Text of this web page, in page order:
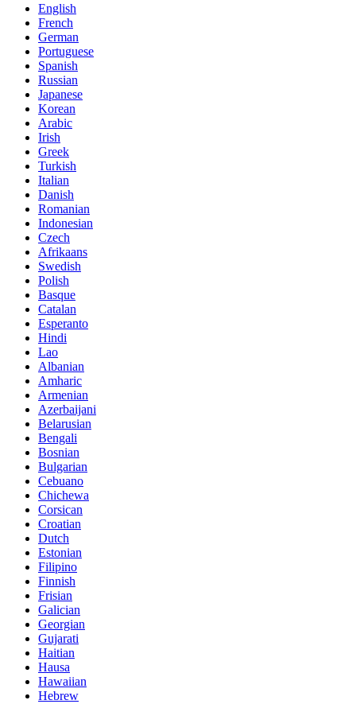
English
French
German
Portuguese
Spanish
Russian
Japanese
Korean
Arabic
Irish
Greek
Turkish
Italian
Danish
Romanian
Indonesian
Czech
Afrikaans
Swedish
Polish
Basque
Catalan
Esperanto
Hindi
Lao
Albanian
Amharic
Armenian
Azerbaijani
Belarusian
Bengali
Bosnian
Bulgarian
Cebuano
Chichewa
Corsican
Croatian
Dutch
Estonian
Filipino
Finnish
Frisian
Galician
Georgian
Gujarati
Haitian
Hausa
Hawaiian
Hebrew